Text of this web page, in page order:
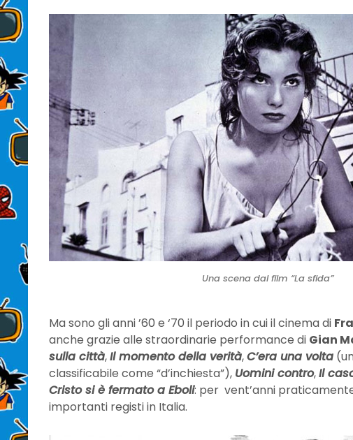
Una scena dal film “La sfida”
Ma sono gli anni ’60 e ‘70 il periodo in cui il cinema di
anche grazie alle straordinarie performance di Gian
sulla città,Il momento della verità,C’era una volta
classificabile come “d’inchiesta”), Uomini contro,Il
Cristo si è fermato a Eboli: per vent’anni
importanti registi in Italia.